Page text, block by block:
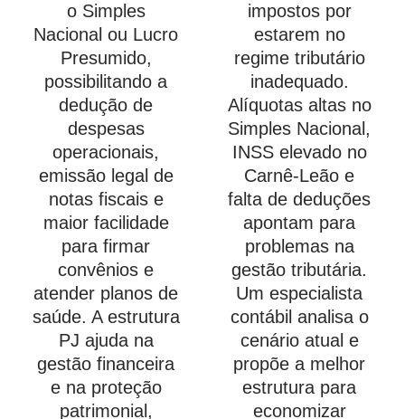
o Simples
Nacional ou Lucro
Presumido,
possibilitando a
dedução de
despesas
operacionais,
emissão legal de
notas fiscais e
maior facilidade
para firmar
convênios e
atender planos de
saúde. A estrutura
PJ ajuda na
gestão financeira
e na proteção
patrimonial,
impostos por
estarem no
regime tributário
inadequado.
Alíquotas altas no
Simples Nacional,
INSS elevado no
Carnê-Leão e
falta de deduções
apontam para
problemas na
gestão tributária.
Um especialista
contábil analisa o
cenário atual e
propõe a melhor
estrutura para
economizar